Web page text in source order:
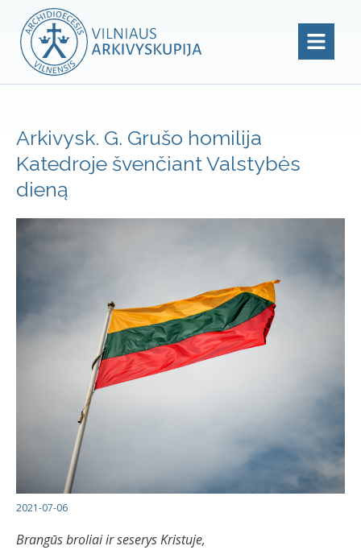
Arkivysk. G. Grušo homilija
Katedroje švenčiant Valstybės
dieną
2021-07-06
Brangūs broliai ir seserys Kristuje,